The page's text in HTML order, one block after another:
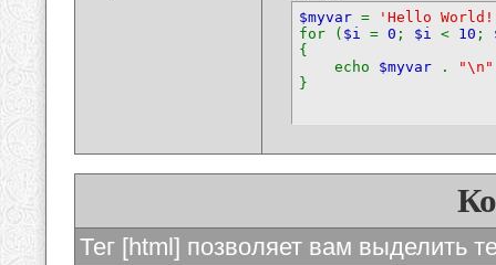
$myvar =
'Hello
for ( $i = 0 ; $i < 10 ;
{
echo $myvar . "\n"
}
Тег [html] позволяет вам выделить